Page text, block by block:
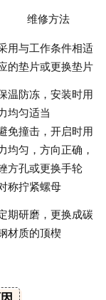
维修方法
用与工作条件相适
的垫片或更换垫片
温防冻，安装时用
均匀适当
免撞击，开启时用
均匀，方向正确，
方孔或更换手轮
称拧紧螺母
期研磨，更换成碳
材质的顶楔